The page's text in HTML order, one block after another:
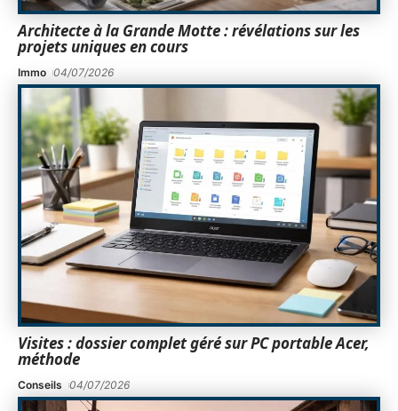
Architecte à la Grande Motte : révélations sur les
projets uniques en cours
Immo 04/07/2026
Visites : dossier complet géré sur PC portable Acer,
méthode
Conseils 04/07/2026